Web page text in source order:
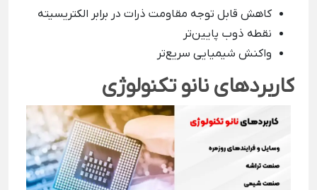
کاهش قابل توجه مقاومت ذرات در برابر الکتریسیته
نقطه ذوب پایین‌تر
واکنش شیمیایی سریع‌تر
کاربردهای نانو تکنولوژی